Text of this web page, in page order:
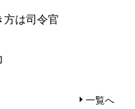
方は司令官
一覧へ